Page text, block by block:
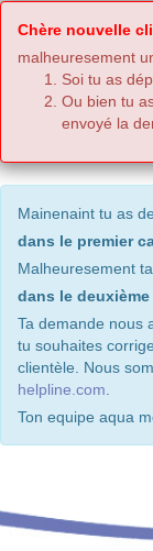
Chère nouvelle
malheuresement
Soi tu as
Ou bien tu
envoyé la
Mainenaint tu as
dans le premier
Malheuresement
dans le deuxième
Ta demande nous
tu souhaites
clientèle. Nous
helpline.com
Ton equipe aqua